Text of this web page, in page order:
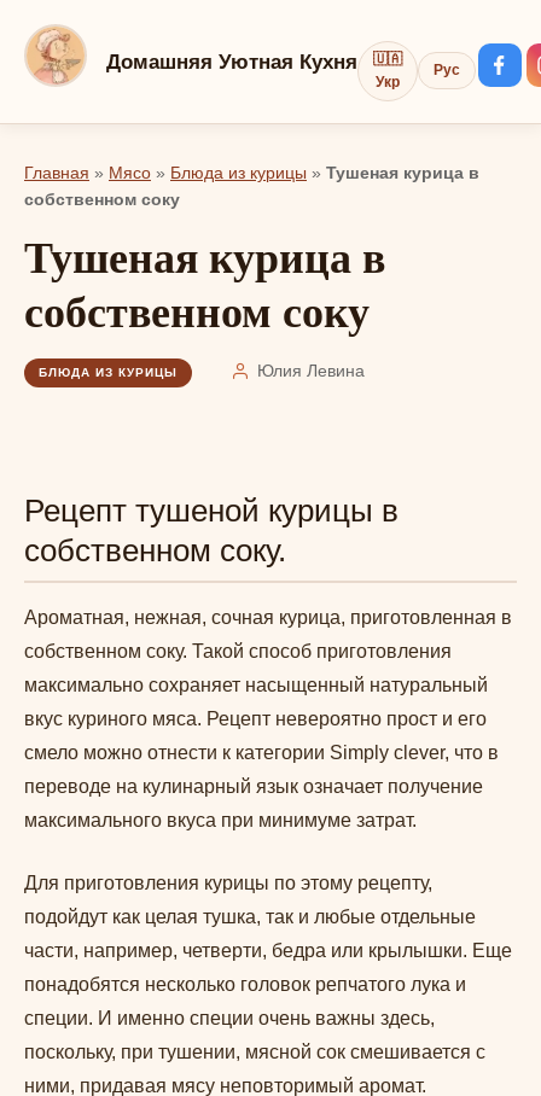
контенту
Домашняя Уютная Кухня
🇺🇦
Укр
Рус
Главная » Мясо » Блюда из курицы » Тушеная курица в
собственном соку
Тушеная курица в
собственном соку
БЛЮДА ИЗ КУРИЦЫ Юлия Левина
Рецепт тушеной курицы в
собственном соку.
Ароматная, нежная, сочная курица, приготовленная в
собственном соку. Такой способ приготовления
максимально сохраняет насыщенный натуральный
вкус куриного мяса. Рецепт невероятно прост и его
смело можно отнести к категории Simply clever, что в
переводе на кулинарный язык означает получение
максимального вкуса при минимуме затрат.
Для приготовления курицы по этому рецепту,
подойдут как целая тушка, так и любые отдельные
части, например, четверти, бедра или крылышки. Еще
понадобятся несколько головок репчатого лука и
специи. И именно специи очень важны здесь,
поскольку, при тушении, мясной сок смешивается с
ними, придавая мясу неповторимый аромат.